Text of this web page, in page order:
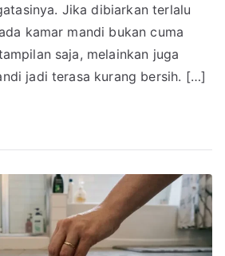
Jika dibiarkan terlalu
kamar mandi bukan cuma
saja, melainkan juga
jadi terasa kurang bersih. […]